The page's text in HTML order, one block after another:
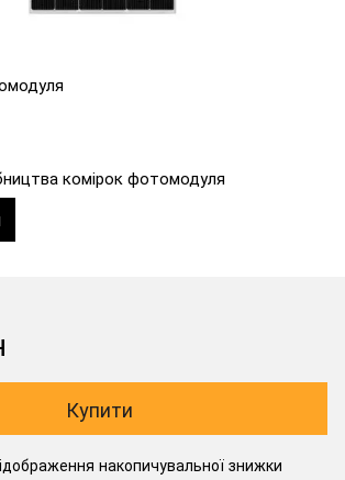
комірок фотомодуля
Купити
накопичувальної знижки